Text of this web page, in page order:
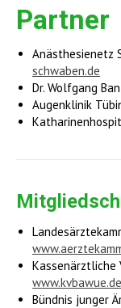
Partner
Anästhesienetz
schwaben.de
Dr. Wolfgang
Augenklinik
Kassenärztliche
www.kvbawue.de
Bündnis junger